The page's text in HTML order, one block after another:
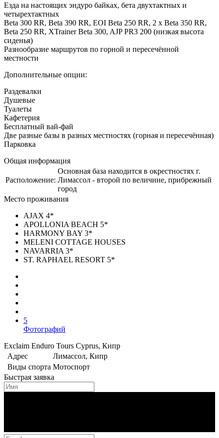
Езда на настоящих эндуро байках, бета двухтактных и
четырехтактных
Beta 300 RR, Beta 390 RR, EOI Beta 250 RR, 2 x Beta 350 RR,
Beta 250 RR, XTrainer Beta 300, AJP PR3 200 (низкая высота
сиденья)
Разнообразие маршрутов по горной и пересечённой
местности
Дополнительные опции:
Раздевалки
Душевые
Туалеты
Кафетерия
Бесплатный вай-фай
Две разные базы в разных местностях (горная и пересечённая)
Парковка
Общая информация
Расположение:
Основная база находится в окрестностях г.
Лимассол - второй по величине, прибрежный
город
Место проживания
AJAX 4*
APOLLONIA BEACH 5*
HARMONY BAY 3*
MELENI COTTAGE HOUSES
NAVARRIA 3*
ST. RAPHAEL RESORT 5*
5
Фотографий
Exclaim Enduro Tours Cyprus, Кипр
Адрес
Лимассол, Кипр
Виды спорта Мотоспорт
Быстрая заявка